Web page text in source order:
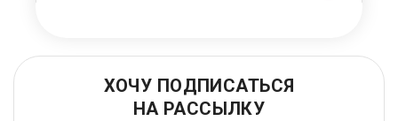
ХОЧУ ПОДПИСАТЬСЯ
НА РАССЫЛКУ